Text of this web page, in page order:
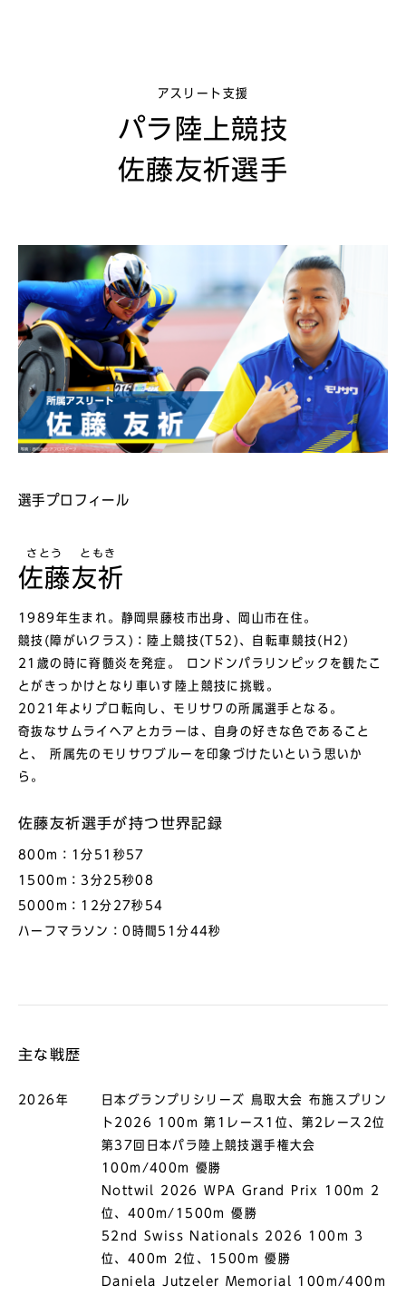
アスリート支援
パラ陸上競技
佐藤友祈選手
選手プロフィール
さとう
佐藤
ともき
友祈
1989年生まれ。静岡県藤枝市出身、岡山市在住。
競技(障がいクラス)：陸上競技(T52)、自転車競技(H2)
21歳の時に脊髄炎を発症。 ロンドンパラリンピックを観たこ
とがきっかけとなり車いす陸上競技に挑戦。
2021年よりプロ転向し、モリサワの所属選手となる。
奇抜なサムライヘアとカラーは、自身の好きな色であること
と、 所属先のモリサワブルーを印象づけたいという思いか
ら。
佐藤友祈選⼿が持つ世界記録
800m：1分51秒57
1500m：3分25秒08
5000m：12分27秒54
ハーフマラソン：0時間51分44秒
主な戦歴
2026年
日本グランプリシリーズ 鳥取大会 布施スプリン
ト2026 100m 第1レース1位、第2レース2位
第37回日本パラ陸上競技選手権大会
100m/400m 優勝
Nottwil 2026 WPA Grand Prix 100m 2
位、400m/1500m 優勝
52nd Swiss Nationals 2026 100m 3
位、400m 2位、1500m 優勝
Daniela Jutzeler Memorial 100m/400m